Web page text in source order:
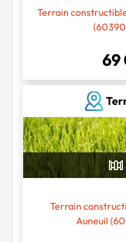
Terrain
69
Terrain
Auneuil